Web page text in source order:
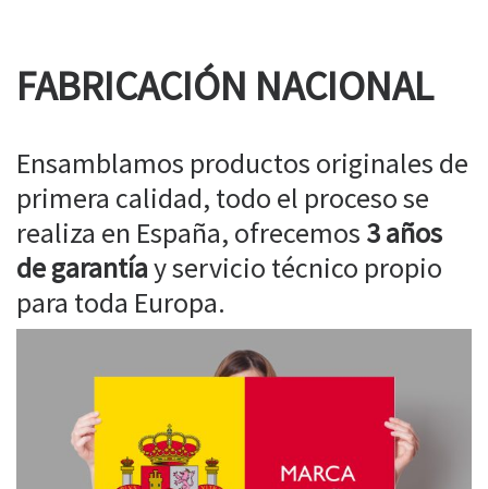
FABRICACIÓN NACIONAL
Ensamblamos productos originales de
primera calidad, todo el proceso se
realiza en España, ofrecemos 3 años
de garantíay servicio técnico propio
para toda Europa.